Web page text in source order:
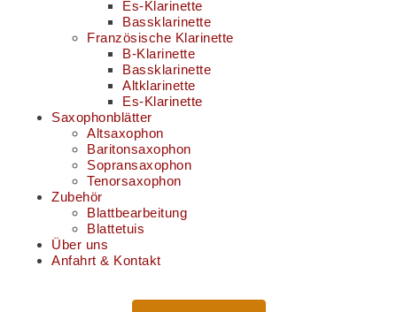
Es-Klarinette
Bassklarinette
Französische Klarinette
B-Klarinette
Bassklarinette
Altklarinette
Es-Klarinette
Saxophonblätter
Altsaxophon
Baritonsaxophon
Sopransaxophon
Tenorsaxophon
Zubehör
Blattbearbeitung
Blattetuis
Über uns
Anfahrt & Kontakt